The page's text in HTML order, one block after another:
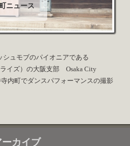
ニュース
ュモブのパイオニアである
イズ）の大阪支部 Osaka City
内町でダンスパフォーマンスの撮影
ーカイブ